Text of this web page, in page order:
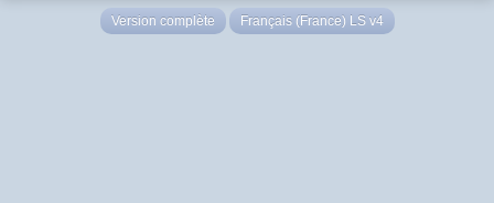
Version complète Français (France) LS v4